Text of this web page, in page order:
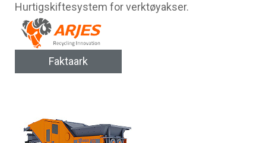
Hurtigskiftesystem for verktøyakser.
Faktaark